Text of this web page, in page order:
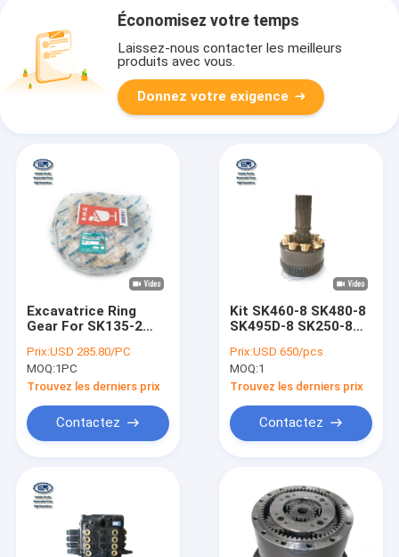
Économisez votre temps
Laissez-nous contacter les meilleurs
produits avec vous.
Donnez votre exigence
Excavatrice Ring
Gear For SK135-2
3 de
YX32W00002S202
KOBELCO
Prix:USD 285.80/PC
MOQ:1PC
Trouvez les derniers prix
Contactez
Kit SK460-8 SK480-8
SK495D-8 SK250-8
de l'oscillation
LQ15V00015R100
Prix:USD 650/pcs
MOQ:1
Trouvez les derniers prix
Contactez